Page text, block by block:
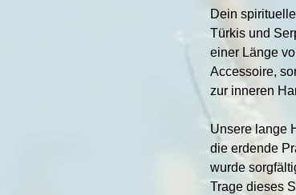
Dein
Türkis und
einer Länge
Accessoire,
zur inneren
Unsere lange
die erdende
wurde
Trage dieses